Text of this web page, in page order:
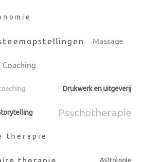
Massage
Drukwerk en uitgeverij
Psychotherapie
therapie
Astrologie